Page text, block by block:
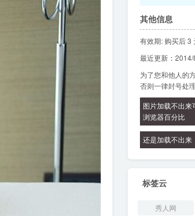
其他信息
有效期: 购买后 3
最近更新：
为了您和他人的
否则一律封号处
图片加载不出
浏览器百分比
还是加载不出来
标签云
秀人网